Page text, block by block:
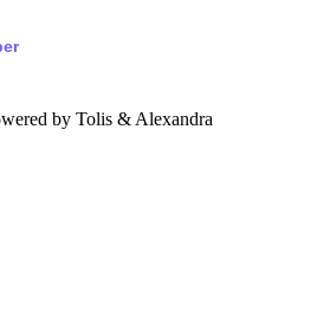
by Tolis & Alexandra